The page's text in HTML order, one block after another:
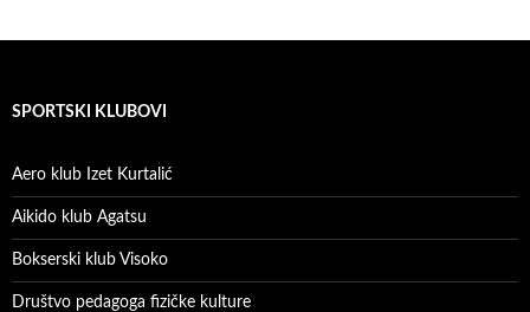
SPORTSKI KLUBOVI
Aero klub Izet Kurtalić
Aikido klub Agatsu
Bokserski klub Visoko
Društvo pedagoga fizičke kulture